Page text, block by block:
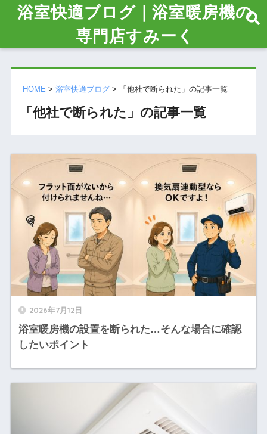
浴室快適ブログ｜浴室暖房機の
専門店すみーく
HOME > 浴室快適ブログ> 「他社で断られた」の記事一覧
「他社で断られた」の記事一覧
2026年7月12日
浴室暖房機の設置を断られた…そんな場合に確認
したいポイント